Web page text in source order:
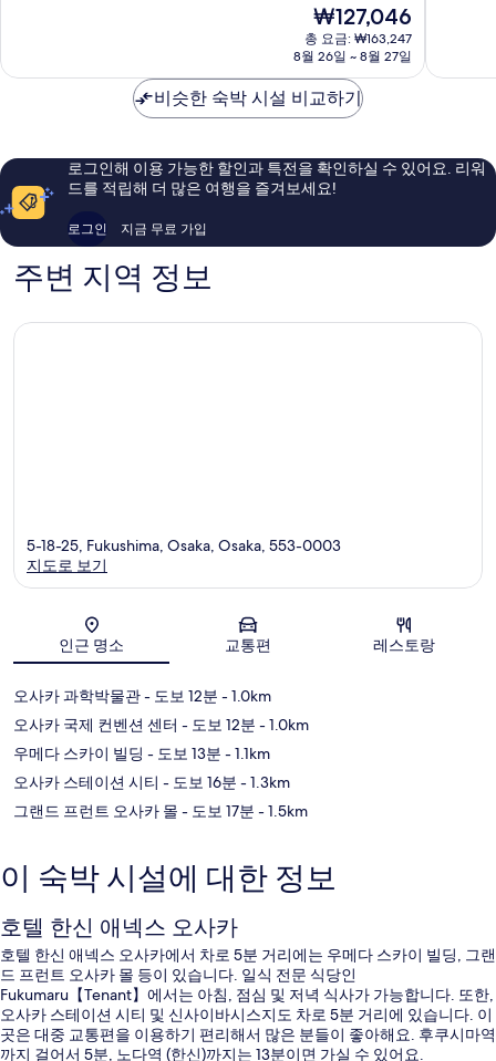
기
매
해
이
용
5,704
현
재
요
₩127,046
₩127,046
총 요금: ₩163,247
8월 26일 ~ 8월 27일
훌
이
용
비슷한 숙박 시설 비교하기
로그인해 이용 가능한 할인과 특전을 확인하실 수 있어요. 리워
드를 적립해 더 많은 여행을 즐겨보세요!
로그인 지금 무료 가입
주변 지역 정보
지도
5-18-25, Fukushima, Osaka, Osaka, 553-0003
지도로 보기
인근 명소 교통편 레스토랑
오사카 과학박물관- 도보 12분 - 1.0km
오사카 국제 컨벤션 센터 - 도보 12분 - 1.0km
우메다 스카이 빌딩 - 도보 13분 - 1.1km
오사카 스테이션 시티 - 도보 16분 - 1.3km
그랜드 프런트 오사카 몰 - 도보 17분 - 1.5km
이 숙박 시설에 대한 정보
호텔 한신 애넥스 오사카
호텔 한신 애넥스 오사카에서 차로 5분 거리에는 우메다 스카이 빌딩, 그랜
드 프런트 오사카 몰 등이 있습니다. 일식 전문 식당인
Fukumaru【Tenant】에서는 아침, 점심 및 저녁 식사가 가능합니다. 또한,
오사카 스테이션 시티 및 신사이바시스지도 차로 5분 거리에 있습니다. 이
곳은 대중 교통편을 이용하기 편리해서 많은 분들이 좋아해요. 후쿠시마역
까지 걸어서 5분, 노다역 (한신)까지는 13분이면 가실 수 있어요.